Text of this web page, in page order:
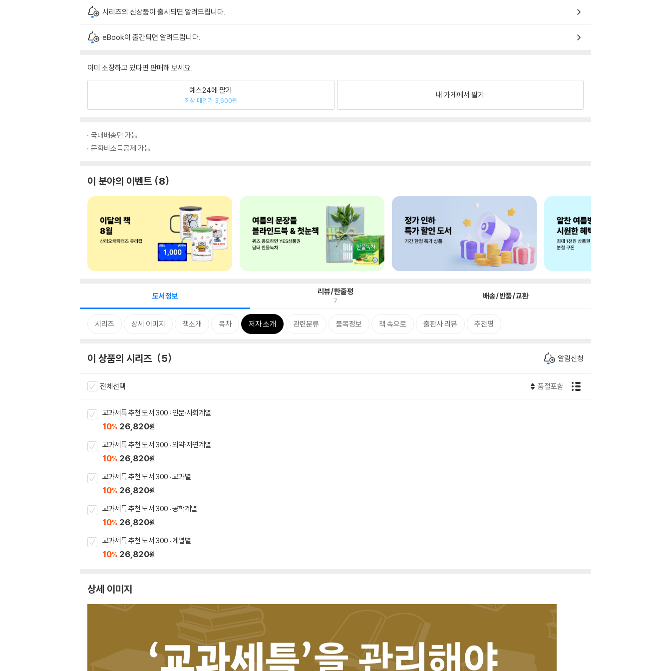
시리즈의 신상품이 출시되면 알려드립니다.
eBook이 출간되면 알려드립니다.
이미 소장하고 있다면 판매해 보세요.
예스24에 팔기
최상 매입가 3,600원
내 가게에서 팔기
국내배송만 가능
문화비소득공제 가능
이 분야의 이벤트 8
도서정보 리뷰/한줄평
7 배송/반품/교환
시리즈 상세 이미지 책소개 목차 저자 소개 관련분류 품목정보 책 속으로 출판사 리뷰 추천평
이 상품의 시리즈 5 알림신청
전체선택 품절포함
교과세특 추천 도서 300 : 인문·사회계열
10% 26,820원
교과세특 추천 도서 300 : 의약·자연계열
10% 26,820원
교과세특 추천 도서 300 : 교과별
10% 26,820원
교과세특 추천 도서 300 : 공학계열
10% 26,820원
교과세특 추천 도서 300 : 계열별
10% 26,820원
상세 이미지